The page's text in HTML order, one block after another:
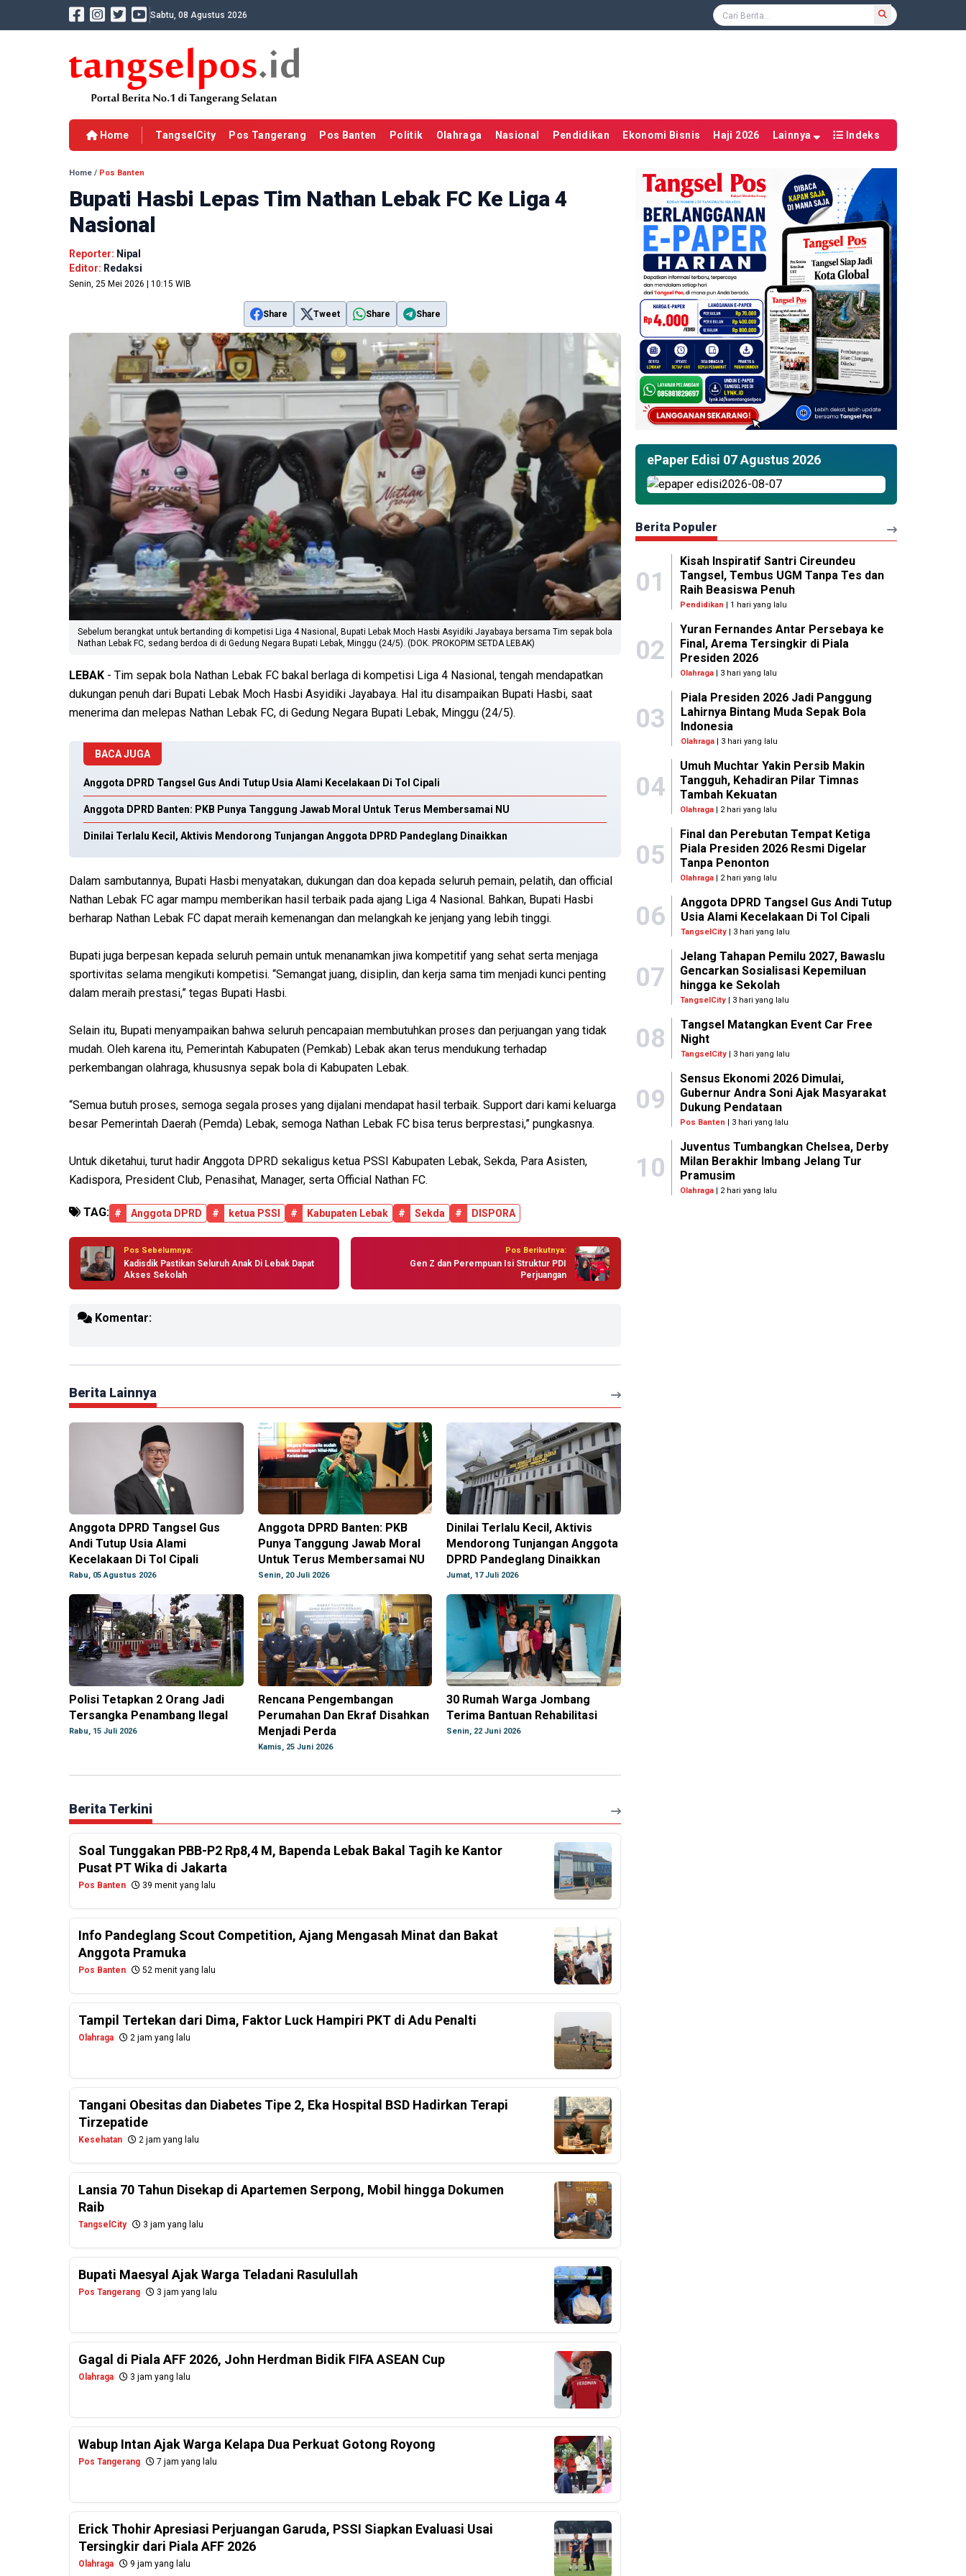
Sabtu, 08 Agustus 2026
Home TangselCity Pos Tangerang Pos Banten Politik Olahraga Nasional Pendidikan Ekonomi Bisnis Haji 2026 Lainnya Indeks
Home / Pos Banten
Bupati Hasbi Lepas Tim Nathan Lebak FC Ke Liga 4
Nasional
Reporter: Nipal
Editor: Redaksi
Senin, 25 Mei 2026 | 10:15 WIB
Share Tweet Share Share
Sebelum berangkat untuk bertanding di kompetisi Liga 4 Nasional, Bupati Lebak Moch Hasbi Asyidiki Jayabaya bersama Tim sepak bola
Nathan Lebak FC, sedang berdoa di di Gedung Negara Bupati Lebak, Minggu (24/5). (DOK. PROKOPIM SETDA LEBAK)
LEBAK - Tim sepak bola Nathan Lebak FC bakal berlaga di kompetisi Liga 4 Nasional, tengah mendapatkan
dukungan penuh dari Bupati Lebak Moch Hasbi Asyidiki Jayabaya. Hal itu disampaikan Bupati Hasbi, saat
menerima dan melepas Nathan Lebak FC, di Gedung Negara Bupati Lebak, Minggu (24/5).
BACA JUGA
Anggota DPRD Tangsel Gus Andi Tutup Usia Alami Kecelakaan Di Tol Cipali
Anggota DPRD Banten: PKB Punya Tanggung Jawab Moral Untuk Terus Membersamai NU
Dinilai Terlalu Kecil, Aktivis Mendorong Tunjangan Anggota DPRD Pandeglang Dinaikkan
Dalam sambutannya, Bupati Hasbi menyatakan, dukungan dan doa kepada seluruh pemain, pelatih, dan official
Nathan Lebak FC agar mampu memberikan hasil terbaik pada ajang Liga 4 Nasional. Bahkan, Bupati Hasbi
berharap Nathan Lebak FC dapat meraih kemenangan dan melangkah ke jenjang yang lebih tinggi.
Bupati juga berpesan kepada seluruh pemain untuk menanamkan jiwa kompetitif yang sehat serta menjaga
sportivitas selama mengikuti kompetisi. “Semangat juang, disiplin, dan kerja sama tim menjadi kunci penting
dalam meraih prestasi,” tegas Bupati Hasbi.
Selain itu, Bupati menyampaikan bahwa seluruh pencapaian membutuhkan proses dan perjuangan yang tidak
mudah. Oleh karena itu, Pemerintah Kabupaten (Pemkab) Lebak akan terus mendukung terhadap
perkembangan olahraga, khususnya sepak bola di Kabupaten Lebak.
“Semua butuh proses, semoga segala proses yang dijalani mendapat hasil terbaik. Support dari kami keluarga
besar Pemerintah Daerah (Pemda) Lebak, semoga Nathan Lebak FC bisa terus berprestasi,” pungkasnya.
Untuk diketahui, turut hadir Anggota DPRD sekaligus ketua PSSI Kabupaten Lebak, Sekda, Para Asisten,
Kadispora, President Club, Penasihat, Manager, serta Official Nathan FC.
TAG: # Anggota DPRD # ketua PSSI # Kabupaten Lebak # Sekda # DISPORA
Pos Sebelumnya:
Kadisdik Pastikan Seluruh Anak Di Lebak Dapat
Akses Sekolah
Pos Berikutnya:
Gen Z dan Perempuan Isi Struktur PDI
Perjuangan
Komentar:
Berita Lainnya
Anggota DPRD Tangsel Gus
Andi Tutup Usia Alami
Kecelakaan Di Tol Cipali
Rabu, 05 Agustus 2026
Anggota DPRD Banten: PKB
Punya Tanggung Jawab Moral
Untuk Terus Membersamai NU
Senin, 20 Juli 2026
Dinilai Terlalu Kecil, Aktivis
Mendorong Tunjangan Anggota
DPRD Pandeglang Dinaikkan
Jumat, 17 Juli 2026
Polisi Tetapkan 2 Orang Jadi
Tersangka Penambang Ilegal
Rabu, 15 Juli 2026
Rencana Pengembangan
Perumahan Dan Ekraf Disahkan
Menjadi Perda
Kamis, 25 Juni 2026
30 Rumah Warga Jombang
Terima Bantuan Rehabilitasi
Senin, 22 Juni 2026
Berita Terkini
Soal Tunggakan PBB-P2 Rp8,4 M, Bapenda Lebak Bakal Tagih ke Kantor
Pusat PT Wika di Jakarta
Pos Banten 39 menit yang lalu
Info Pandeglang Scout Competition, Ajang Mengasah Minat dan Bakat
Anggota Pramuka
Pos Banten 52 menit yang lalu
Tampil Tertekan dari Dima, Faktor Luck Hampiri PKT di Adu Penalti
Olahraga 2 jam yang lalu
Tangani Obesitas dan Diabetes Tipe 2, Eka Hospital BSD Hadirkan Terapi
Tirzepatide
Kesehatan 2 jam yang lalu
Lansia 70 Tahun Disekap di Apartemen Serpong, Mobil hingga Dokumen
Raib
TangselCity 3 jam yang lalu
Bupati Maesyal Ajak Warga Teladani Rasulullah
Pos Tangerang 3 jam yang lalu
Gagal di Piala AFF 2026, John Herdman Bidik FIFA ASEAN Cup
Olahraga 3 jam yang lalu
Wabup Intan Ajak Warga Kelapa Dua Perkuat Gotong Royong
Pos Tangerang 7 jam yang lalu
Erick Thohir Apresiasi Perjuangan Garuda, PSSI Siapkan Evaluasi Usai
Tersingkir dari Piala AFF 2026
Olahraga 9 jam yang lalu
ePaper Edisi 07 Agustus 2026
Berita Populer
01
Kisah Inspiratif Santri Cireundeu
Tangsel, Tembus UGM Tanpa Tes dan
Raih Beasiswa Penuh
Pendidikan | 1 hari yang lalu
02
Yuran Fernandes Antar Persebaya ke
Final, Arema Tersingkir di Piala
Presiden 2026
Olahraga | 3 hari yang lalu
03
Piala Presiden 2026 Jadi Panggung
Lahirnya Bintang Muda Sepak Bola
Indonesia
Olahraga| 3 hari yang lalu
04
Umuh Muchtar Yakin Persib Makin
Tangguh, Kehadiran Pilar Timnas
Tambah Kekuatan
Olahraga | 2 hari yang lalu
05
Final dan Perebutan Tempat Ketiga
Piala Presiden 2026 Resmi Digelar
Tanpa Penonton
Olahraga | 2 hari yang lalu
06
Anggota DPRD Tangsel Gus Andi Tutup
Usia Alami Kecelakaan Di Tol Cipali
TangselCity| 3 hari yang lalu
07
Jelang Tahapan Pemilu 2027, Bawaslu
Gencarkan Sosialisasi Kepemiluan
hingga ke Sekolah
TangselCity | 3 hari yang lalu
08
Tangsel Matangkan Event Car Free
Night
TangselCity| 3 hari yang lalu
09
Sensus Ekonomi 2026 Dimulai,
Gubernur Andra Soni Ajak Masyarakat
Dukung Pendataan
Pos Banten | 3 hari yang lalu
10
Juventus Tumbangkan Chelsea, Derby
Milan Berakhir Imbang Jelang Tur
Pramusim
Olahraga | 2 hari yang lalu